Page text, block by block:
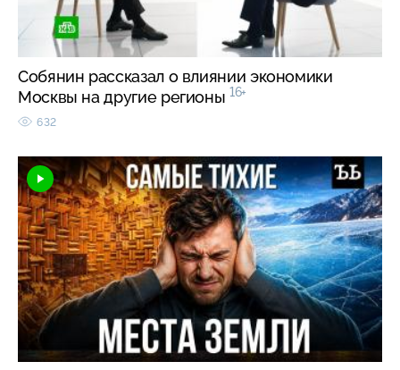
Собянин рассказал о влиянии экономики
Москвы на другие регионы 16+
632